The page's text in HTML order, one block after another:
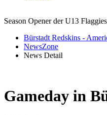
Season Opener der U13 Flaggies
Bürstadt Redskins -
NewsZone
News Detail
Gameday in